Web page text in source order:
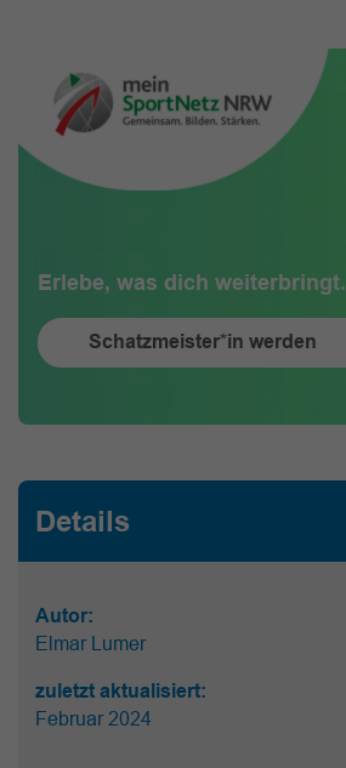
Erlebe, was dich weiterbringt.
Schatzmeister*in werden
Details
Autor:
Elmar Lumer
zuletzt aktualisiert:
Februar 2024